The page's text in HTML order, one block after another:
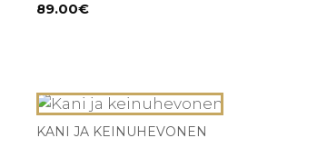
89.00€
KANI JA KEINUHEVONEN